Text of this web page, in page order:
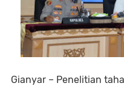
Gianyar – Penelitian